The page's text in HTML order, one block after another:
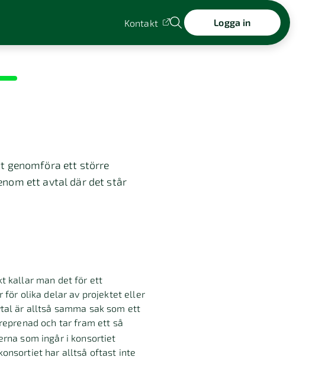
Kontakt Logga in
genomföra ett större
ett avtal där det står
kallar man det för ett
för olika delar av projektet eller
är alltså samma sak som ett
och tar fram ett så
som ingår i konsortiet
har alltså oftast inte